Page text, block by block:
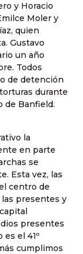
y Horacio
Moler y
quien
Gustavo
un año
Todos
de detención
durante
de Banfield.
la
en parte
se
Esta vez, las
centro de
presentes y
presentes
el 41º
cumplimos